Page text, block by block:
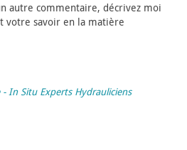
autre commentaire, décrivez moi
votre savoir en la matière
In Situ Experts Hydrauliciens